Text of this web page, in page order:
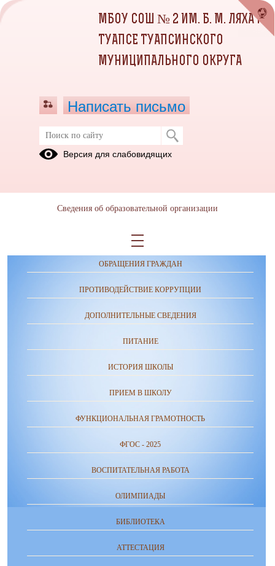
Доступная среда
ОБРАЩЕНИЯ ГРАЖДАН
ПРОТИВОДЕЙСТВИЕ КОРРУПЦИИ
ДОПОЛНИТЕЛЬНЫЕ СВЕДЕНИЯ
ПИТАНИЕ
ИСТОРИЯ ШКОЛЫ
ПРИЕМ В ШКОЛУ
ФУНКЦИОНАЛЬНАЯ ГРАМОТНОСТЬ
ФГОС - 2025
ВОСПИТАТЕЛЬНАЯ РАБОТА
ОЛИМПИАДЫ
БИБЛИОТЕКА
АТТЕСТАЦИЯ
МБОУ СОШ № 2 ИМ. Б. М. ЛЯХА Г.
ТУАПСЕ ТУАПСИНСКОГО
МУНИЦИПАЛЬНОГО ОКРУГА
Написать письмо
Версия для слабовидящих
Сведения об образовательной организации